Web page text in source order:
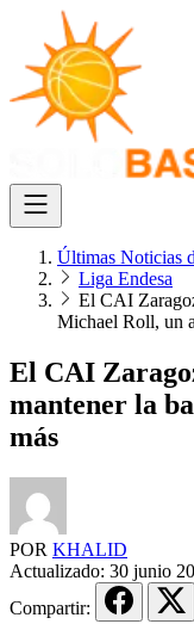
Últimas Noticias
Liga Endesa
El CAI
Michael Roll, un
El CAI
mantener la
más
POR KHALID
Actualizado: 30 junio
Compartir: